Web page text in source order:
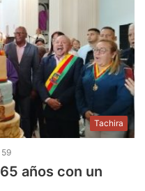
Tachira
59
años con un